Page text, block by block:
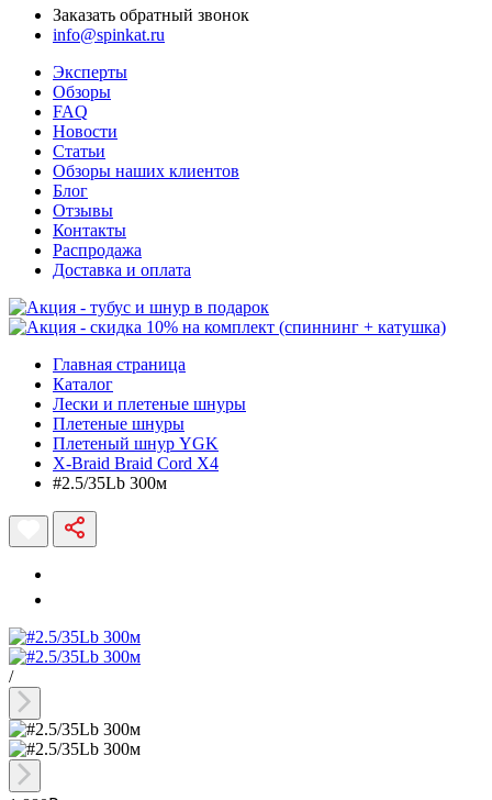
Заказать обратный звонок
info@spinkat.ru
Эксперты
Обзоры
FAQ
Новости
Статьи
Обзоры наших клиентов
Блог
Отзывы
Контакты
Распродажа
Доставка и оплата
Главная страница
Каталог
Лески и плетеные шнуры
Плетеные шнуры
Плетеный шнур YGK
X-Braid Braid Cord X4
#2.5/35Lb 300м
/